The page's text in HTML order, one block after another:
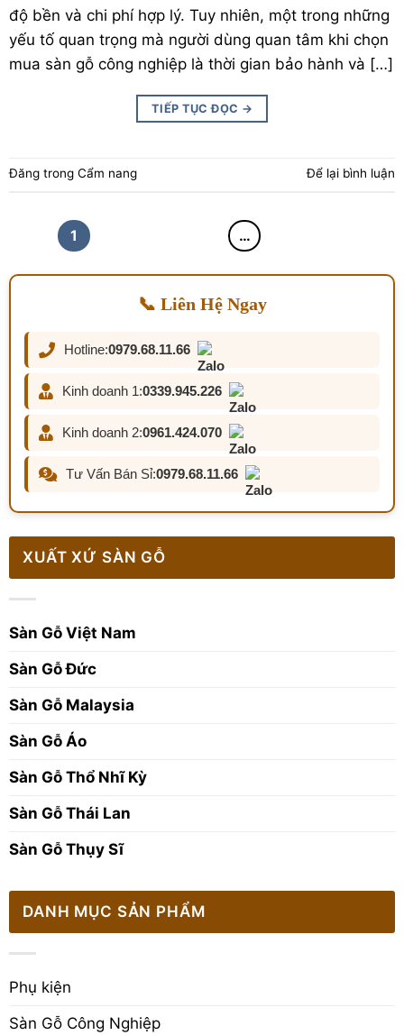
độ bền và chi phí hợp lý. Tuy nhiên, một trong những
yếu tố quan trọng mà người dùng quan tâm khi chọn
mua sàn gỗ công nghiệp là thời gian bảo hành và […]
TIẾP TỤC ĐỌC →
Đăng trong Cẩm nang Để lại bình luận
1 …
📞 Liên Hệ Ngay
Hotline:0979.68.11.66
Kinh doanh 1:0339.945.226
Kinh doanh 2:0961.424.070
Tư Vấn Bán Sỉ:0979.68.11.66
XUẤT XỨ SÀN GỖ
Sàn Gỗ Việt Nam
Sàn Gỗ Đức
Sàn Gỗ Malaysia
Sàn Gỗ Áo
Sàn Gỗ Thổ Nhĩ Kỳ
Sàn Gỗ Thái Lan
Sàn Gỗ Thụy Sĩ
DANH MỤC SẢN PHẨM
Phụ kiện
Sàn Gỗ Công Nghiệp